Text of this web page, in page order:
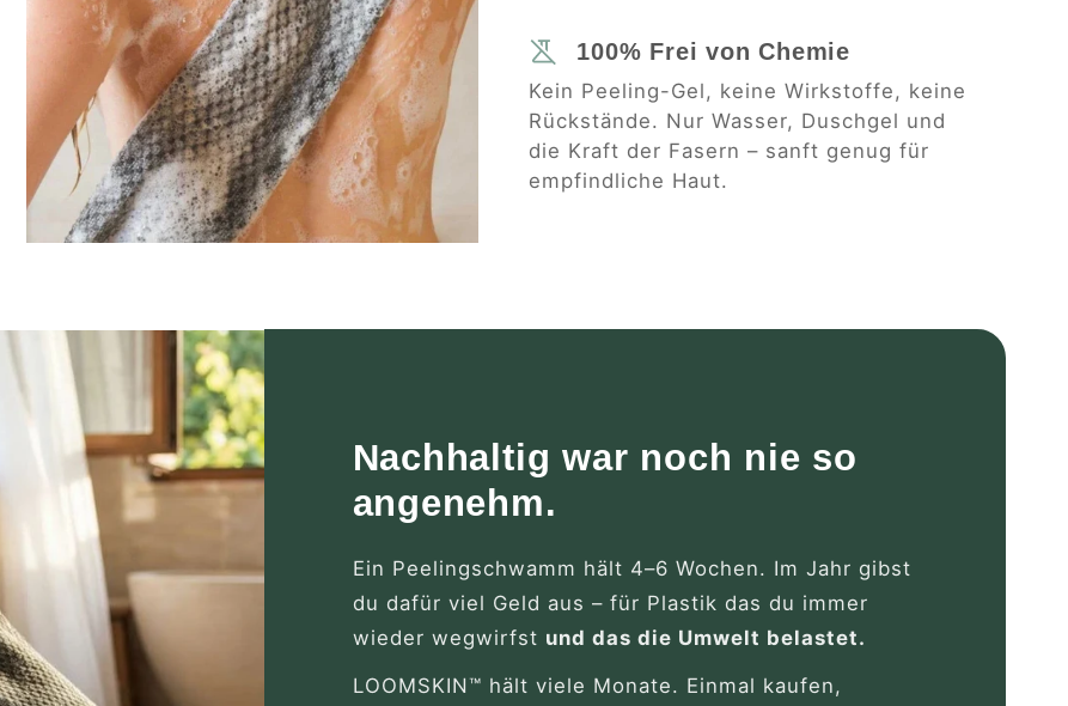
100% Frei von Chemie
Kein Peeling-Gel, keine Wirkstoffe, keine
Rückstände. Nur Wasser, Duschgel und
die Kraft der Fasern – sanft genug für
empfindliche Haut.
Nachhaltig war noch nie so
angenehm.
Ein Peelingschwamm hält 4–6 Wochen. Im Jahr gibst
du dafür viel Geld aus – für Plastik das du immer
wieder wegwirfst und das die Umwelt belastet.
LOOMSKIN™ hält viele Monate. Einmal kaufen,